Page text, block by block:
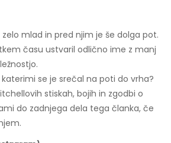
mlad in pred njim je še dolga pot.
času ustvaril odlično ime z manj
katerimi se je srečal na poti do vrha?
stiskah, bojih in zgodbi o
do zadnjega dela tega članka, če